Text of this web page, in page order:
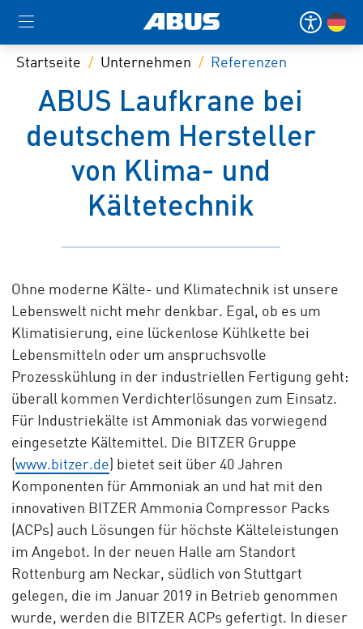
Startseite Unternehmen Referenzen
ABUS Laufkrane bei
deutschem Hersteller
von Klima- und
Kältetechnik
Ohne moderne Kälte- und Klimatechnik ist unsere
Lebenswelt nicht mehr denkbar. Egal, ob es um
Klimatisierung, eine lückenlose Kühlkette bei
Lebensmitteln oder um anspruchsvolle
Prozesskühlung in der industriellen Fertigung geht:
überall kommen Verdichterlösungen zum Einsatz.
Für Industriekälte ist Ammoniak das vorwiegend
eingesetzte Kältemittel. Die BITZER Gruppe
(www.bitzer.de) bietet seit über 40 Jahren
Komponenten für Ammoniak an und hat mit den
innovativen BITZER Ammonia Compressor Packs
(ACPs) auch Lösungen für höchste Kälteleistungen
im Angebot. In der neuen Halle am Standort
Rottenburg am Neckar, südlich von Stuttgart
gelegen, die im Januar 2019 in Betrieb genommen
wurde, werden die BITZER ACPs gefertigt. In dieser